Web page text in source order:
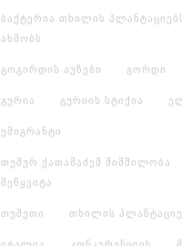
ბაქტერია თხილის
ახმობს
გოგირდის აუზები გორდი
გურია გურიის სტიქია
ემიგრანტი
თემურ ქათამაძემ შიმშილობა
შეწყვიტა
თუშეთი თხილის